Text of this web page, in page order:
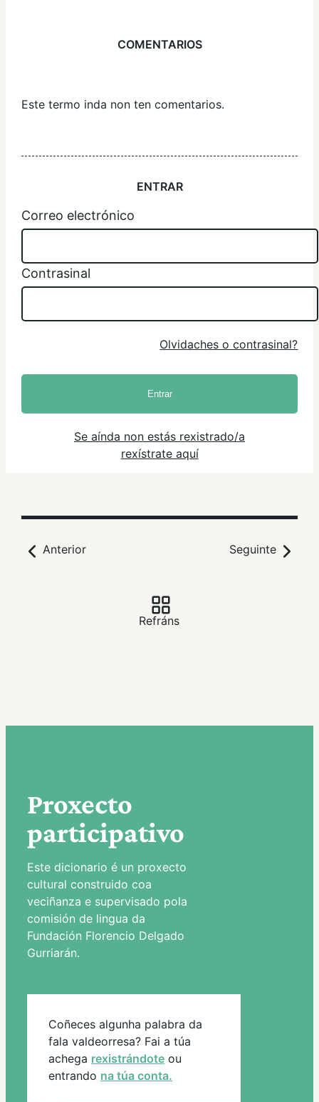
COMENTARIOS
Este termo inda non ten comentarios.
ENTRAR
Correo electrónico
Contrasinal
Olvidaches o contrasinal?
Entrar
Se aínda non estás rexistrado/a
rexístrate aquí
Anterior Seguinte
Refráns
Proxecto
participativo
Este dicionario é un proxecto
cultural construido coa
veciñanza e supervisado pola
comisión de lingua da
Fundación Florencio Delgado
Gurriarán.
Coñeces algunha palabra da
fala valdeorresa? Fai a túa
achega rexistrándote ou
entrando na túa conta.